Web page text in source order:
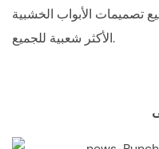
تصميمات الأبواب الخشبية
الأكثر شعبية للجميع.